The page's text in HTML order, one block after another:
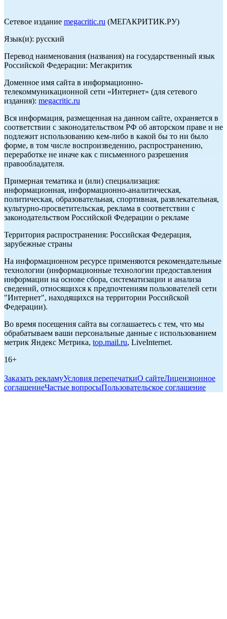
Сетевое издание megacritic.ru (МЕГАКРИТИК.РУ)
Язык(и): русский
Перевод наименования (названия) на государственный язык
Российской Федерации: Мегакритик
Доменное имя сайта в информационно-
телекоммуникационной сети «Интернет» (для сетевого
издания): megacritic.ru
Вся информация, размещенная на данном сайте, охраняется в
соответствии с законодательством РФ об авторском праве и не
подлежит использованию кем-либо в какой бы то ни было
форме, в том числе воспроизведению, распространению,
переработке не иначе как с письменного разрешения
правообладателя.
Примерная тематика и (или) специализация:
информационная, информационно-аналитическая,
политическая, образовательная, спортивная, развлекательная,
культурно-просветительская, реклама в соответствии с
законодательством Российской Федерации о рекламе
Территория распространения: Российская Федерация,
зарубежные страны
На информационном ресурсе применяются рекомендательные
технологии (информационные технологии предоставления
информации на основе сбора, систематизации и анализа
сведений, относящихся к предпочтениям пользователей сети
"Интернет", находящихся на территории Российской
Федерации).
Во время посещения сайта вы соглашаетесь с тем, что мы
обрабатываем ваши персональные данные с использованием
метрик Яндекс Метрика, top.mail.ru, LiveInternet.
16+
Заказать рекламуУсловия перепечаткиО сайтеЛицензионное
соглашениеЧастые вопросыПользовательское соглашение